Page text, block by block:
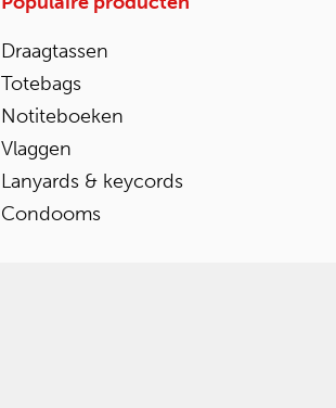
Draagtassen
Totebags
Notiteboeken
Vlaggen
Lanyards & keycords
Condooms